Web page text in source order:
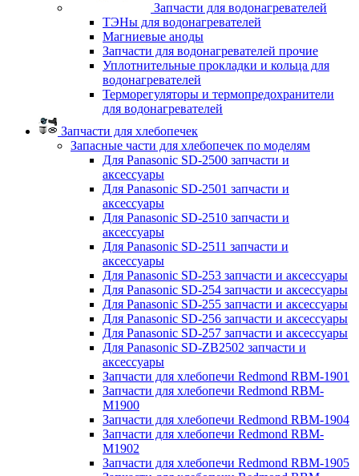
Запчасти для водонагревателей
ТЭНы для водонагревателей
Магниевые аноды
Запчасти для водонагревателей прочие
Уплотнительные прокладки и кольца для
водонагревателей
Терморегуляторы и термопредохранители
для водонагревателей
Запчасти для хлебопечек
Запасные части для хлебопечек по моделям
Для Panasonic SD-2500 запчасти и
аксессуары
Для Panasonic SD-2501 запчасти и
аксессуары
Для Panasonic SD-2510 запчасти и
аксессуары
Для Panasonic SD-2511 запчасти и
аксессуары
Для Panasonic SD-253 запчасти и аксессуары
Для Panasonic SD-254 запчасти и аксессуары
Для Panasonic SD-255 запчасти и аксессуары
Для Panasonic SD-256 запчасти и аксессуары
Для Panasonic SD-257 запчасти и аксессуары
Для Panasonic SD-ZB2502 запчасти и
аксессуары
Запчасти для хлебопечи Redmond RBM-1901
Запчасти для хлебопечи Redmond RBM-
M1900
Запчасти для хлебопечи Redmond RBM-1904
Запчасти для хлебопечи Redmond RBM-
M1902
Запчасти для хлебопечи Redmond RBM-1905